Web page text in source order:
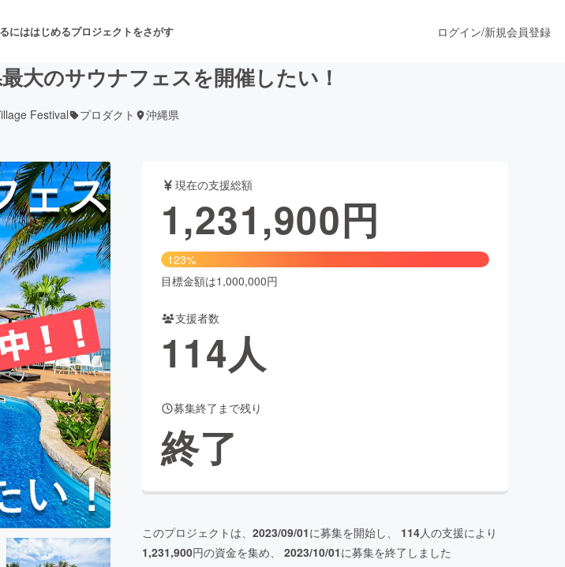
にははじめるプロジェクトをさがす
舞台・パフォーマンス
フード・飲食店 ファッション
アニメ・漫画
ビューティー・ヘルスケア
GoodCAMPFIRE Creation
と納税machi-yaコミュニティ
ログイン/新規会員登録
大のサウナフェスを開催したい！
Festival プロダクト 沖縄県
現在の支援総額
1,231,900円
123%
目標金額は1,000,000円
支援者数
114人
募集終了まで残り
終了
このプロジェクトは、 2023/09/01に募集を開始し、 114人の支援により
1,231,900円の資金を集め、 2023/10/01に募集を終了しました